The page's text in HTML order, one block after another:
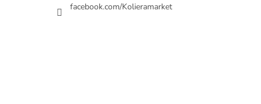
facebook.com/Kolieramarket